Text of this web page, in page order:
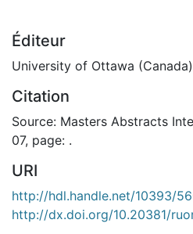
Éditeur
University of Ottawa (Canada)
Citation
Source: Masters Abstracts
07, page: .
URI
http://hdl.handle.net/10393/
http://dx.doi.org/10.20381/